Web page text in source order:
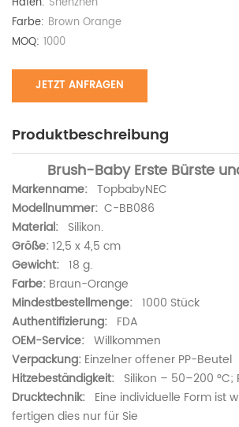
Farbe: Brown Orange
MOQ: 1000
JETZT ANFRAGEN
Produktbeschreibung
Brush-Baby Erste Bürste
Markenname: TopbabyNEC
Modellnummer: C-BB086
Material: Silikon.
Größe:12,5 x 4,5 cm
Gewicht: 18 g.
Farbe: Braun-Orange
Mindestbestellmenge: 1000 Stück
Authentifizierung: FDA
OEM-Service: Willkommen
Verpackung: Einzelner offener PP-Beutel
Hitzebeständigkeit: Silikon – 50–200 °C;
Drucktechnik: Eine individuelle Form ist
fertigen dies nur für Sie